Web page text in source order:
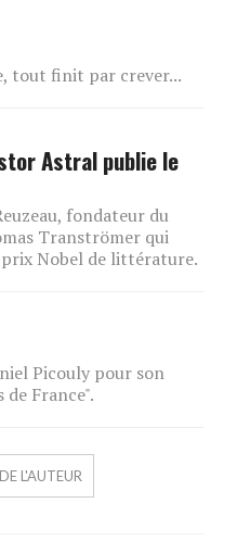
tout finit par crever...
Astral publie le
fondateur du
Tranströmer qui
Nobel de littérature.
Picouly pour son
France".
L'AUTEUR